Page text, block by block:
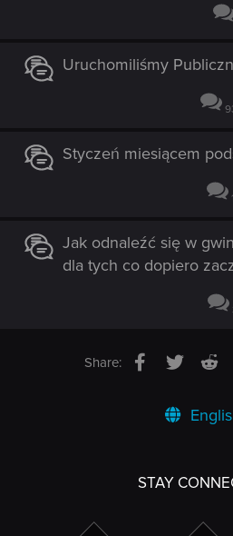
Uruchomiliśmy
Styczeń miesiącem
Jak odnaleźć się w
dla tych co dopiero
Share: Facebook
Twitter
STAY